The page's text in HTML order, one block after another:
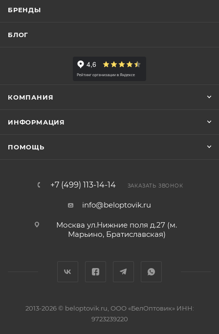
БРЕНДЫ
БЛОГ
КОМПАНИЯ
ИНФОРМАЦИЯ
ПОМОЩЬ
+7 (499) 113-14-14 ЗАКАЗАТЬ ЗВОНОК
info@beloptovik.ru
Москва ул.Нижние поля д.27 (м.
Марьино, Братиславская)
2013-2026 © beloptovik.ru, ООО «БелОптовик» ИНН:
9723239220